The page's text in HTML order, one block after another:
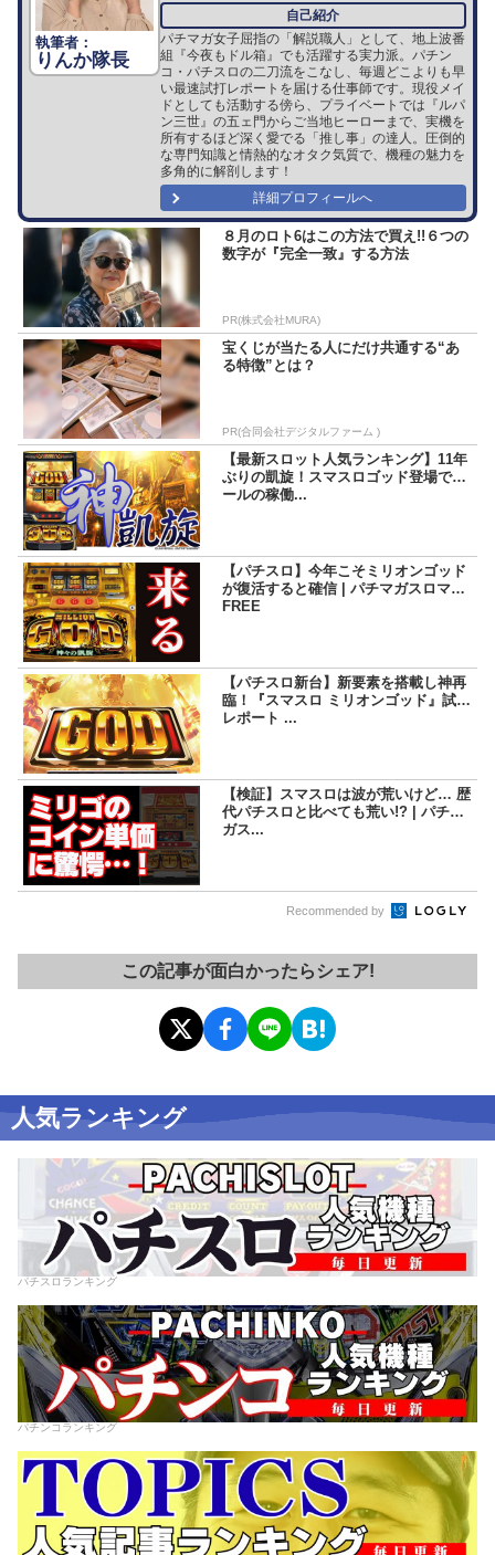
りんか隊長
パチマガ女子屈指の「解説職人」として、地上波番
組『今夜もドル箱』でも活躍する実力派。パチン
コ・パチスロの二刀流をこなし、毎週どこよりも早
い最速試打レポートを届ける仕事師です。現役メイ
ドとしても活動する傍ら、プライベートでは『ルパ
ン三世』の五ェ門からご当地ヒーローまで、実機を
所有するほど深く愛でる「推し事」の達人。圧倒的
な専門知識と情熱的なオタク気質で、機種の魅力を
多角的に解剖します！
詳細プロフィールへ
８月のロト6はこの方法で買え!!６つの
数字が『完全一致』する方法
PR(株式会社MURA)
宝くじが当たる人にだけ共通する“あ
る特徴”とは？
PR(合同会社デジタルファーム )
【最新スロット人気ランキング】11年
ぶりの凱旋！スマスロゴッド登場でホ
ールの稼働...
【パチスロ】今年こそミリオンゴッド
が復活すると確信 | パチマガスロマガ
FREE
【パチスロ新台】新要素を搭載し神再
臨！『スマスロ ミリオンゴッド』試打
レポート ...
【検証】スマスロは波が荒いけど… 歴
代パチスロと比べても荒い!? | パチマ
ガス...
Recommended by
この記事が面白かったらシェア!
人気ランキング
パチスロランキング
パチンコランキング